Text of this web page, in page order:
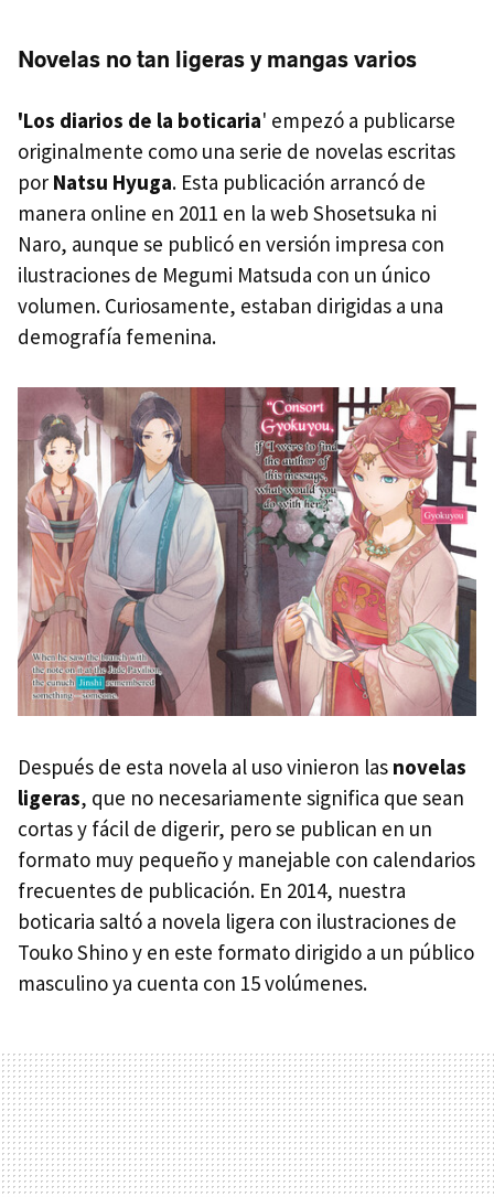
Novelas no tan ligeras y mangas varios
'Los diarios de la boticaria' empezó a publicarse
originalmente como una serie de novelas escritas
por Natsu Hyuga. Esta publicación arrancó de
manera online en 2011 en la web Shosetsuka ni
Naro, aunque se publicó en versión impresa con
ilustraciones de Megumi Matsuda con un único
volumen. Curiosamente, estaban dirigidas a una
demografía femenina.
Después de esta novela al uso vinieron las novelas
ligeras, que no necesariamente significa que sean
cortas y fácil de digerir, pero se publican en un
formato muy pequeño y manejable con calendarios
frecuentes de publicación. En 2014, nuestra
boticaria saltó a novela ligera con ilustraciones de
Touko Shino y en este formato dirigido a un público
masculino ya cuenta con 15 volúmenes.